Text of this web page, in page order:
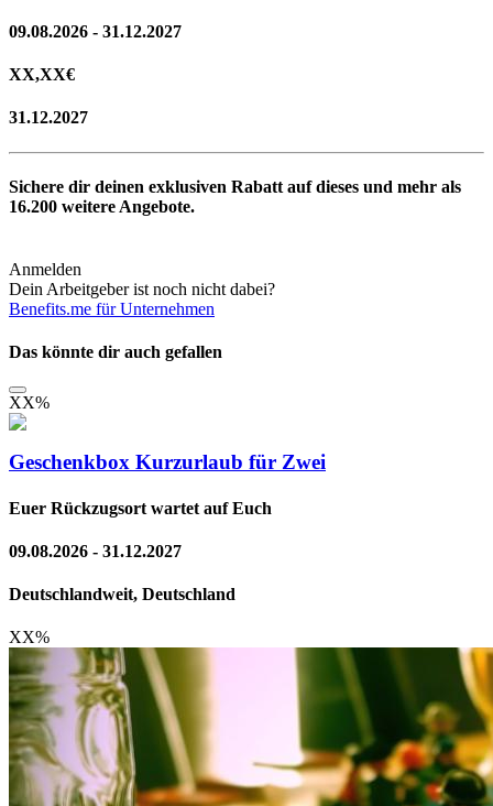
09.08.2026 - 31.12.2027
XX,XX€
31.12.2027
Sichere dir deinen exklusiven Rabatt auf dieses und mehr als
16.200 weitere Angebote.
Anmelden
Dein Arbeitgeber ist noch nicht dabei?
Benefits.me für Unternehmen
Das könnte dir auch gefallen
XX%
Geschenkbox Kurzurlaub für Zwei
Euer Rückzugsort wartet auf Euch
09.08.2026 - 31.12.2027
Deutschlandweit, Deutschland
XX%